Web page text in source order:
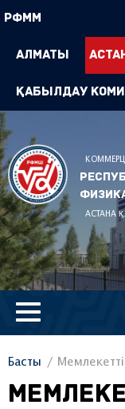
РФММ
Алматы
Қабылдау
АСТАНА
Басты